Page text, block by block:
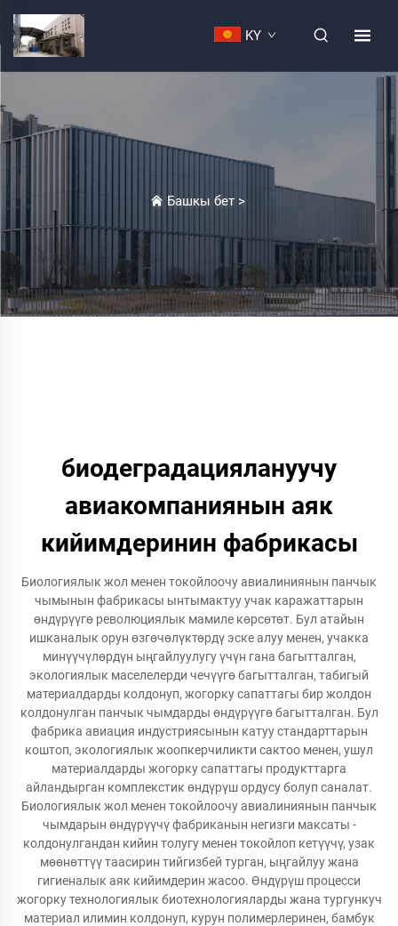
KY
Башкы бет>
биодеградациялануучу
авиакомпаниянын аяк
кийимдеринин фабрикасы
Биологиялык жол менен токойлоочу авиалиниянын панчык
чымынын фабрикасы ынтымактуу учак каражаттарын
өндүрүүгө революциялык мамиле көрсөтөт. Бул атайын
ишканалык орун өзгөчөлүктөрдү эске алуу менен, учакка
минүүчүлөрдүн ыңгайлуулугу үчүн гана багытталган,
экологиялык маселелерди чечүүгө багытталган, табигый
материалдарды колдонуп, жогорку сапаттагы бир жолдон
колдонулган панчык чымдарды өндүрүүгө багытталган. Бул
фабрика авиация индустриясынын катуу стандарттарын
коштоп, экологиялык жоопкерчиликти сактоо менен, ушул
материалдарды жогорку сапаттагы продукттарга
айландырган комплекстик өндүрүш ордусу болуп саналат.
Биологиялык жол менен токойлоочу авиалиниянын панчык
чымдарын өндүрүүчү фабриканын негизги максаты -
колдонулгандан кийин толугу менен токойлоп кетүүчү, узак
мөөнөттүү таасирин тийгизбей турган, ыңгайлуу жана
гигиеналык аяк кийимдерин жасоо. Өндүрүш процесси
жогорку технологиялык биотехнологияларды жана тургункуч
материал илимин колдонуп, курун полимерлеринен, бамбук